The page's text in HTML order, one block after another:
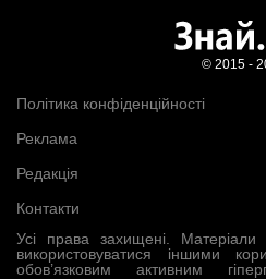
Усі права захищені.
використовуватися іншими
обов’язковим активним
Політика конфіденційності
Реклама
Редакція
Контакти
© 2015 -